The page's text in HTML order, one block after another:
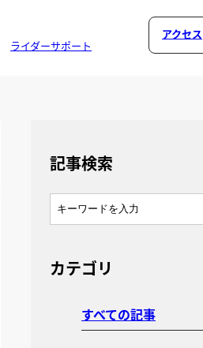
ライダーサポート
アクセス
記事検索
カテゴリ
すべての記事